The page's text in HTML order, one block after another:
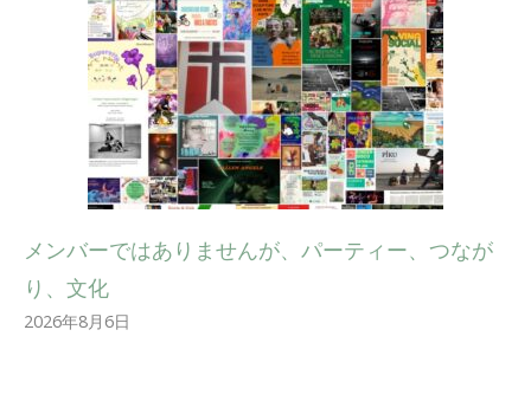
メンバーではありませんが、パーティー、つなが
り、文化
2026年8月6日